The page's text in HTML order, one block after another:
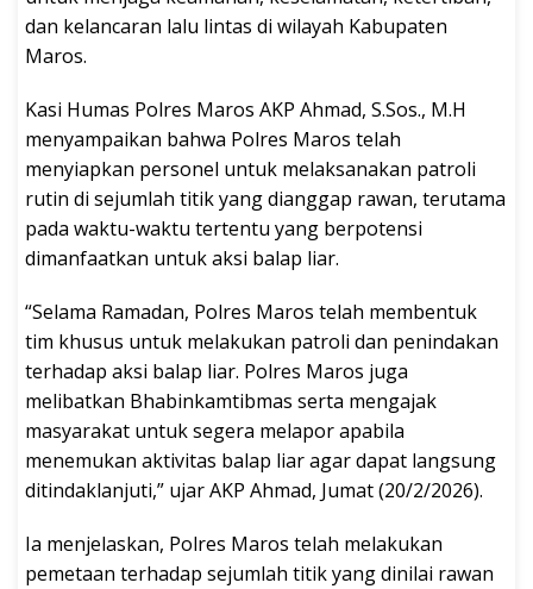
dan kelancaran lalu lintas di wilayah Kabupaten
Maros.
Kasi Humas Polres Maros AKP Ahmad, S.Sos., M.H
menyampaikan bahwa Polres Maros telah
menyiapkan personel untuk melaksanakan patroli
rutin di sejumlah titik yang dianggap rawan, terutama
pada waktu-waktu tertentu yang berpotensi
dimanfaatkan untuk aksi balap liar.
“Selama Ramadan, Polres Maros telah membentuk
tim khusus untuk melakukan patroli dan penindakan
terhadap aksi balap liar. Polres Maros juga
melibatkan Bhabinkamtibmas serta mengajak
masyarakat untuk segera melapor apabila
menemukan aktivitas balap liar agar dapat langsung
ditindaklanjuti,” ujar AKP Ahmad, Jumat (20/2/2026).
Ia menjelaskan, Polres Maros telah melakukan
pemetaan terhadap sejumlah titik yang dinilai rawan